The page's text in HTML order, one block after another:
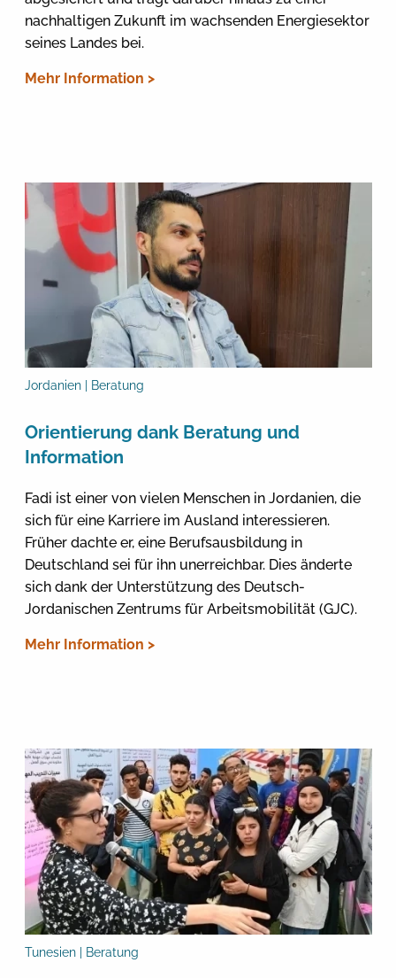
nachhaltigen Zukunft im wachsenden Energiesektor
seines Landes bei.
Mehr Information >
Jordanien | Beratung
Orientierung dank Beratung und
Information
Fadi ist einer von vielen Menschen in Jordanien, die
sich für eine Karriere im Ausland interessieren.
Früher dachte er, eine Berufsausbildung in
Deutschland sei für ihn unerreichbar. Dies änderte
sich dank der Unterstützung des Deutsch-
Jordanischen Zentrums für Arbeitsmobilität (GJC).
Mehr Information >
Tunesien | Beratung